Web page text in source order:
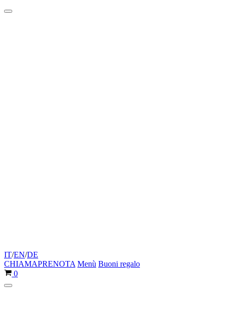
Menu
IT/EN/DE
CHIAMAPRENOTA Menù Buoni regalo
Carrello
0
Menu